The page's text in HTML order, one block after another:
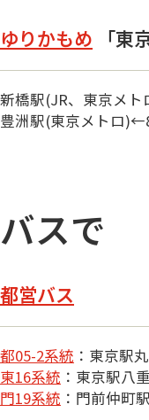
ゆりかもめ 「東
新橋駅(JR、東京メ
豊洲駅(東京メトロ
バスで
都営バス
都05-2系統 ：東京駅
東16系統 ：東京駅八
門19系統 ：門前仲町